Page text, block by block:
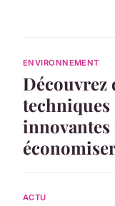
ENVIRONNEMENT
Découvrez
techniques
ACTU